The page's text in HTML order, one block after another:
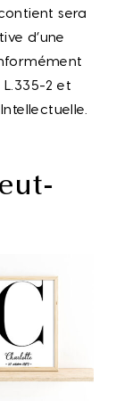
sera
d’une
2 et